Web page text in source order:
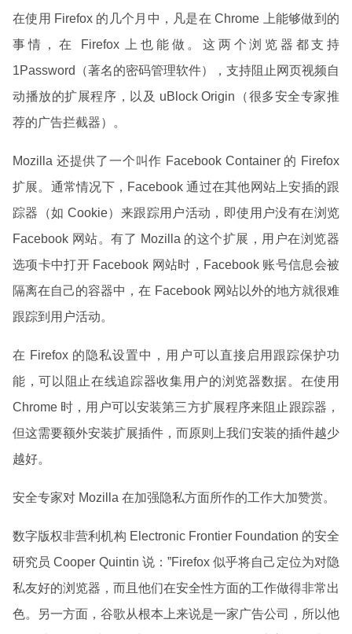
在使用 Firefox 的几个月中，凡是在 Chrome 上能够做到的
事情，在 Firefox 上也能做。这两个浏览器都支持
1Password（著名的密码管理软件），支持阻止网页视频自
动播放的扩展程序，以及 uBlock Origin（很多安全专家推
荐的广告拦截器）。
Mozilla 还提供了一个叫作 Facebook Container 的 Firefox
扩展。通常情况下，Facebook 通过在其他网站上安插的跟
踪器（如 Cookie）来跟踪用户活动，即使用户没有在浏览
Facebook 网站。有了 Mozilla 的这个扩展，用户在浏览器
选项卡中打开 Facebook 网站时，Facebook 账号信息会被
隔离在自己的容器中，在 Facebook 网站以外的地方就很难
跟踪到用户活动。
在 Firefox 的隐私设置中，用户可以直接启用跟踪保护功
能，可以阻止在线追踪器收集用户的浏览器数据。在使用
Chrome 时，用户可以安装第三方扩展程序来阻止跟踪器，
但这需要额外安装扩展插件，而原则上我们安装的插件越少
越好。
安全专家对 Mozilla 在加强隐私方面所作的工作大加赞赏。
数字版权非营利机构 Electronic Frontier Foundation 的安全
研究员 Cooper Quintin 说：”Firefox 似乎将自己定位为对隐
私友好的浏览器，而且他们在安全性方面的工作做得非常出
色。另一方面，谷歌从根本上来说是一家广告公司，所以他